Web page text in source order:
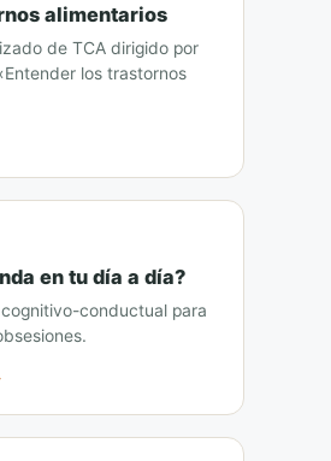
alimentarios
de TCA dirigido por
los trastornos
en tu día a día?
conductual para